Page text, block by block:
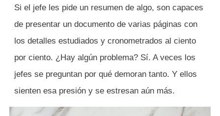
Si el jefe les pide un resumen de algo, son capaces
de presentar un documento de varias páginas con
los detalles estudiados y cronometrados al ciento
por ciento. ¿Hay algún problema? Sí. A veces los
jefes se preguntan por qué demoran tanto. Y ellos
sienten esa presión y se estresan aún más.